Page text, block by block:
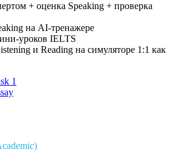
+ оценка Speaking + проверка
на AI-тренажере
уроков IELTS
и Reading на симуляторе 1:1 как
1